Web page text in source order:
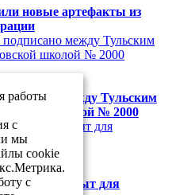
новые артефакты из
между Тульским
школой № 2000
будет закрыт для
работы
с
мы
cookie
с